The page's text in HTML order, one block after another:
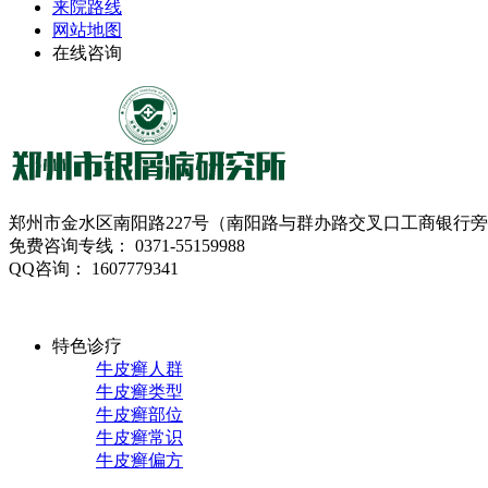
来院路线
网站地图
在线咨询
郑州市金水区南阳路227号（南阳路与群办路交叉口工商银行
免费咨询专线： 0371-55159988
QQ咨询： 1607779341
特色诊疗
牛皮癣人群
牛皮癣类型
牛皮癣部位
牛皮癣常识
牛皮癣偏方